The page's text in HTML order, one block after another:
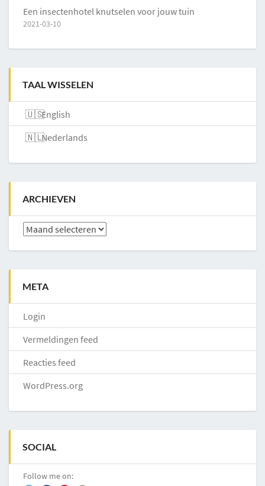
Een insectenhotel knutselen voor jouw tuin
2021-03-10
TAAL WISSELEN
English
Nederlands
ARCHIEVEN
Archieven
META
Login
Vermeldingen feed
Reacties feed
WordPress.org
SOCIAL
Follow me on: